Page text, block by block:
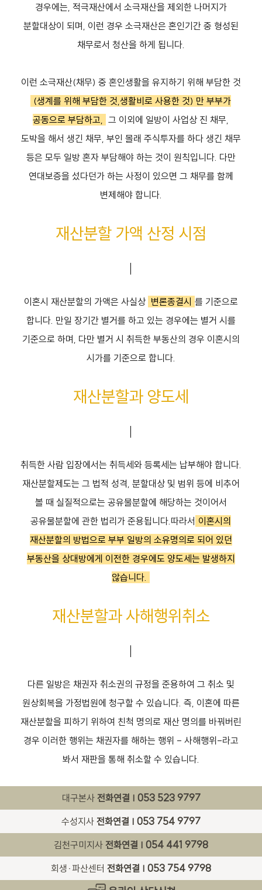
경우에는, 적극재산에서 소극재산을 제외한 나머지가
분할대상이 되며, 이런 경우 소극재산은 혼인기간 중 형성된
채무로서 청산을 하게 됩니다.
이런 소극재산(채무) 중 혼인생활을 유지하기 위해 부담한 것
(생계를 위해 부담한 것,생활비로 사용한 것) 만 부부가
공동으로 부담하고,
그 이외에 일방이 사업상 진 채무,
도박을 해서 생긴 채무, 부인 몰래 주식투자를 하다 생긴 채무
등은 모두 일방 혼자 부담해야 하는 것이 원칙입니다. 다만
연대보증을 섰다던가 하는 사정이 있으면 그 채무를 함께
변제해야 합니다.
재산분할 가액 산정 시점
이혼시 재산분할의 가액은 사실상 변론종결시 를 기준으로
합니다. 만일 장기간 별거를 하고 있는 경우에는 별거 시를
기준으로 하며, 다만 별거 시 취득한 부동산의 경우 이혼시의
시가를 기준으로 합니다.
재산분할과 양도세
취득한 사람 입장에서는 취득세와 등록세는 납부해야 합니다.
재산분할제도는 그 법적 성격, 분할대상 및 범위 등에 비추어
볼 때 실질적으로는 공유물분할에 해당하는 것이어서
공유물분할에 관한 법리가 준용됩니다.따라서 이혼시의
재산분할의 방법으로 부부 일방의 소유명의로 되어 있던
부동산을 상대방에게 이전한 경우에도 양도세는 발생하지
않습니다.
재산분할과 사해행위취소
다른 일방은 채권자 취소권의 규정을 준용하여 그 취소 및
원상회복을 가정법원에 청구할 수 있습니다. 즉, 이혼에 따른
재산분할을 피하기 위하여 친척 명의로 재산 명의를 바꿔버린
경우 이러한 행위는 채권자를 해하는 행위 - 사해행위-라고
봐서 재판을 통해 취소할 수 있습니다.
대구본사 전화연결 | 053 523 9797
수성지사 전화연결 | 053 754 9797
김천구미지사 전화연결 | 054 441 9798
회생·파산센터 전화연결 | 053 754 9798